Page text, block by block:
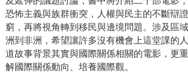
恐怖主義與族群衝突，人權與民主的不斷辯
窮，再將視角轉到移民與邊境問題。涉及區
洲到非洲，希望讓許多沒有機會上這堂課的
道故事背景其實與國際關係相關的電影，更
解國際關係動向、培養國際觀。